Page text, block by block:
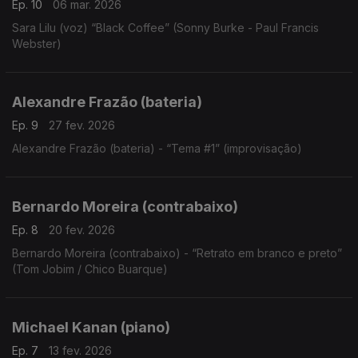
Ep. 10
06 mar. 2026
Sara Lilu (voz) “Black Coffee” (Sonny Burke - Paul Francis
Webster)
Alexandre Frazão (bateria)
Ep. 9
27 fev. 2026
Alexandre Frazão (bateria) - “Tema #1” (improvisação)
Bernardo Moreira (contrabaixo)
Ep. 8
20 fev. 2026
Bernardo Moreira (contrabaixo) - “Retrato em branco e preto”
(Tom Jobim / Chico Buarque)
Michael Kanan (piano)
Ep. 7
13 fev. 2026